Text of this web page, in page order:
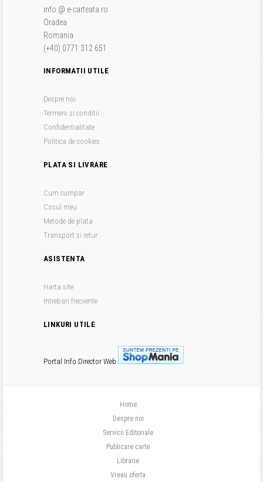
info @ e-carteata.ro
Oradea
Romania
(+40) 0771 312 651
INFORMATII UTILE
Despre noi
Termeni si conditii
Confidentialitate
Politica de cookies
PLATA SI LIVRARE
Cum cumpar
Cosul meu
Metode de plata
Transport si retur
ASISTENTA
Harta site
Intrebari frecvente
LINKURI UTILE
Portal Info Director Web
Home
Despre noi
Servicii Editoriale
Publicare carte
Librarie
Vreau oferta